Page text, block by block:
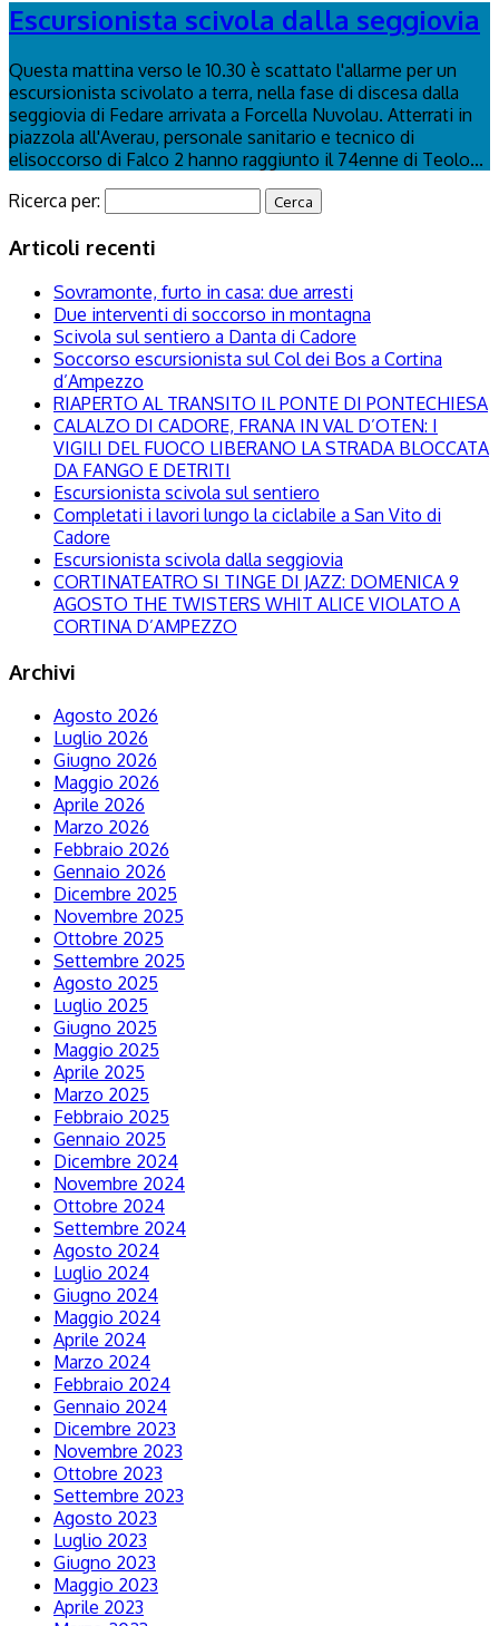
Escursionista scivola dalla seggiovia
Questa mattina verso le 10.30 è scattato l'allarme per un
escursionista scivolato a terra, nella fase di discesa dalla
seggiovia di Fedare arrivata a Forcella Nuvolau. Atterrati in
piazzola all'Averau, personale sanitario e tecnico di
elisoccorso di Falco 2 hanno raggiunto il 74enne di Teolo...
Ricerca per:
Articoli recenti
Sovramonte, furto in casa: due arresti
Due interventi di soccorso in montagna
Scivola sul sentiero a Danta di Cadore
Soccorso escursionista sul Col dei Bos a Cortina
d’Ampezzo
RIAPERTO AL TRANSITO IL PONTE DI PONTECHIESA
CALALZO DI CADORE, FRANA IN VAL D’OTEN: I
VIGILI DEL FUOCO LIBERANO LA STRADA BLOCCATA
DA FANGO E DETRITI
Escursionista scivola sul sentiero
Completati i lavori lungo la ciclabile a San Vito di
Cadore
Escursionista scivola dalla seggiovia
CORTINATEATRO SI TINGE DI JAZZ: DOMENICA 9
AGOSTO THE TWISTERS WHIT ALICE VIOLATO A
CORTINA D’AMPEZZO
Archivi
Agosto 2026
Luglio 2026
Giugno 2026
Maggio 2026
Aprile 2026
Marzo 2026
Febbraio 2026
Gennaio 2026
Dicembre 2025
Novembre 2025
Ottobre 2025
Settembre 2025
Agosto 2025
Luglio 2025
Giugno 2025
Maggio 2025
Aprile 2025
Marzo 2025
Febbraio 2025
Gennaio 2025
Dicembre 2024
Novembre 2024
Ottobre 2024
Settembre 2024
Agosto 2024
Luglio 2024
Giugno 2024
Maggio 2024
Aprile 2024
Marzo 2024
Febbraio 2024
Gennaio 2024
Dicembre 2023
Novembre 2023
Ottobre 2023
Settembre 2023
Agosto 2023
Luglio 2023
Giugno 2023
Maggio 2023
Aprile 2023